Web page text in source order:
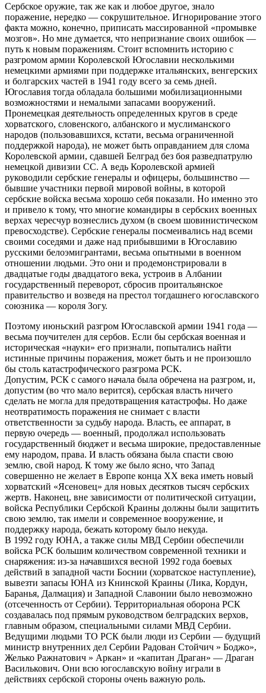
Сербское оружие, так же как и любое другое, знало
поражение, нередко — сокрушительное. Игнорирование этого
факта можно, конечно, приписать массированной «промывке
мозгов». Но мне думается, что непризнание своих ошибок —
путь к новым поражениям. Стоит вспомнить историю с
разгромом армии Королевской Югославии несколькими
немецкими армиями при поддержке итальянских, венгерских
и болгарских частей в 1941 году всего за семь дней.
Югославия тогда обладала большими мобилизационными
возможностями и немалыми запасами вооружений.
Пронемецкая деятельность определенных кругов в среде
хорватского, словенского, албанского и муслиманского
народов (пользовавшихся, кстати, весьма ограниченной
поддержкой народа), не может быть оправданием для слома
Королевской армии, сдавшей Белград без боя разведпатрулю
немецкой дивизии СС. А ведь Королевской армией
руководили сербские генералы и офицеры, большинство —
бывшие участники первой мировой войны, в которой
сербские войска весьма хорошо себя показали. Но именно это
и привело к тому, что многие командиры в сербских военных
верхах чересчур вознеслись духом (в своем шовинистическом
превосходстве). Сербские генералы посмеивались над всеми
своими соседями и даже над прибывшими в Югославию
русскими белоэмигрантами, весьма опытными в военном
отношении людьми. Это они и продемонстрировали в
двадцатые годы двадцатого века, устроив в Албании
государственный переворот, сбросив проитальянское
правительство и возведя на престол тогдашнего югославского
союзника — короля Зогу.
Поэтому июньский разгром Югославской армии 1941 года —
весьма поучителен для сербов. Если бы сербская военная и
историческая «науки» его признали, попытались найти
истинные причины поражения, может быть и не произошло
бы столь катастрофического разгрома РСК.
Допустим, РСК с самого начала была обречена на разгром, и,
допустим (во что мало верится), сербская власть ничего
сделать не могла для предотвращения катастрофы. Но даже
неотвратимость поражения не снимает с власти
ответственности за судьбу народа. Власть, ее аппарат, в
первую очередь — военный, продолжал использовать
государственный бюджет и весьма широкие, предоставленные
ему народом, права. И власть обязана была спасти свою
землю, свой народ. К тому же было ясно, что Запад
совершенно не желает в Европе конца ХХ века иметь новый
хорватский «Ясеновец» для новых десятков тысяч сербских
жертв. Наконец, вне зависимости от политической ситуации,
войска Республики Сербской Краины должны были защитить
свою землю, так имели и современное вооружение, и
поддержку народа, бежать которому было некуда.
В 1992 году ЮНА, а также силы МВД Сербии обеспечили
войска РСК большим количеством современной техники и
снаряжения: из-за начавшихся весной 1992 года боевых
действий в западной части Боснии (хорватское наступление),
вывезти запасы ЮНА из Книнской Краины (Лика, Кордун,
Баранья, Далмация) и Западной Славонии было невозможно
(отсеченность от Сербии). Территориальная оборона РСК
создавалась под прямым руководством белградских верхов,
главным образом, специальными силами МВД Сербии.
Ведущими людьми ТО РСК были люди из Сербии — будущий
министр внутренних дел Сербии Радован Стойчич » Боджо»,
Желько Ражнатович » Аркан» и «капитан Драган» — Драган
Василькович. Они всю югославскую войну играли в
действиях сербской стороны очень важную роль.